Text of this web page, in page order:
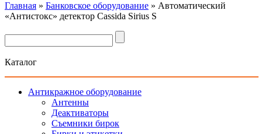
Главная » Банковское оборудование » Автоматический
«Антистокс» детектор Cassida Sirius S
Каталог
Антикражное оборудование
Антенны
Деактиваторы
Съемники бирок